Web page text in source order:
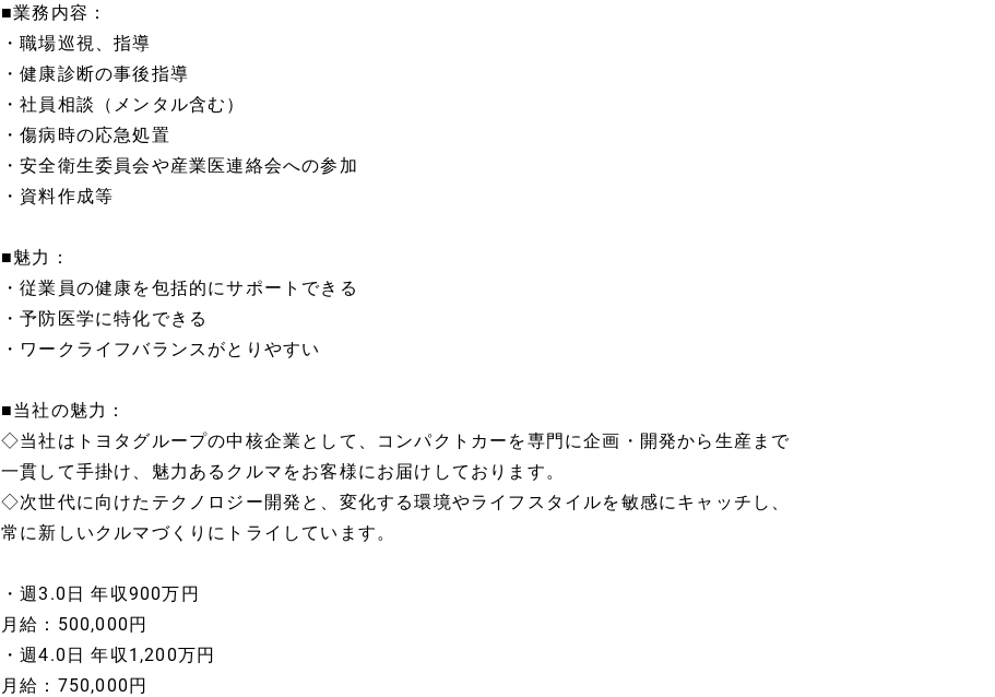
■業務内容：
・職場巡視、指導
・健康診断の事後指導
・社員相談（メンタル含む）
・傷病時の応急処置
・安全衛生委員会や産業医連絡会への参加
・資料作成等
■魅力：
・従業員の健康を包括的にサポートできる
・予防医学に特化できる
・ワークライフバランスがとりやすい
■当社の魅力：
◇当社はトヨタグループの中核企業として、コンパクトカーを専門に企画・開発から生産まで
一貫して手掛け、魅力あるクルマをお客様にお届けしております。
◇次世代に向けたテクノロジー開発と、変化する環境やライフスタイルを敏感にキャッチし、
常に新しいクルマづくりにトライしています。
・週3.0日 年収900万円
月給：500,000円
・週4.0日 年収1,200万円
月給：750,000円